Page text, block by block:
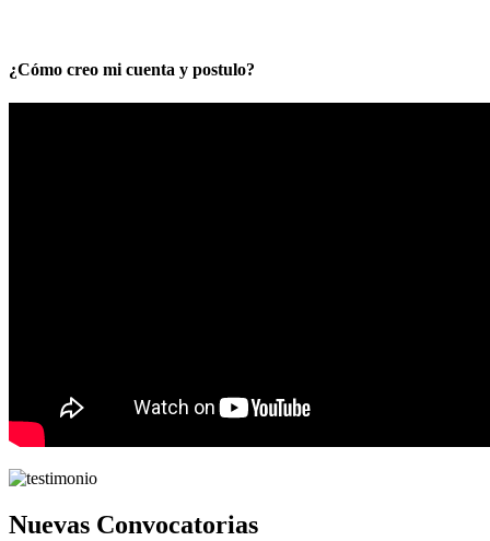
¿Cómo creo mi cuenta y postulo?
Nuevas Convocatorias